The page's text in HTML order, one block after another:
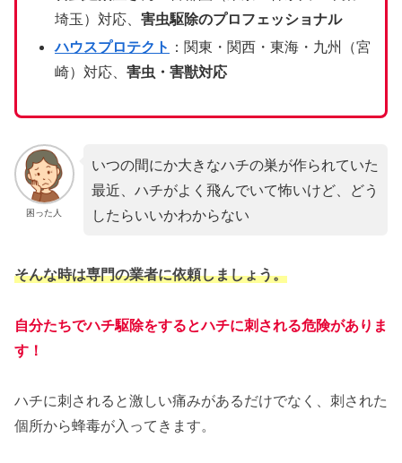
埼玉）対応、 害虫駆除のプロフェッショナル
ハウスプロテクト ：関東・関西・東海・九州（宮
崎）対応、 害虫・害獣対応
困った人
いつの間にか大きなハチの巣が作られていた
最近、ハチがよく飛んでいて怖いけど、どう
したらいいかわからない
そんな時は専門の業者に依頼しましょう。
自分たちでハチ駆除をするとハチに刺される危険がありま
す！
ハチに刺されると激しい痛みがあるだけでなく、刺された
個所から蜂毒が入ってきます。